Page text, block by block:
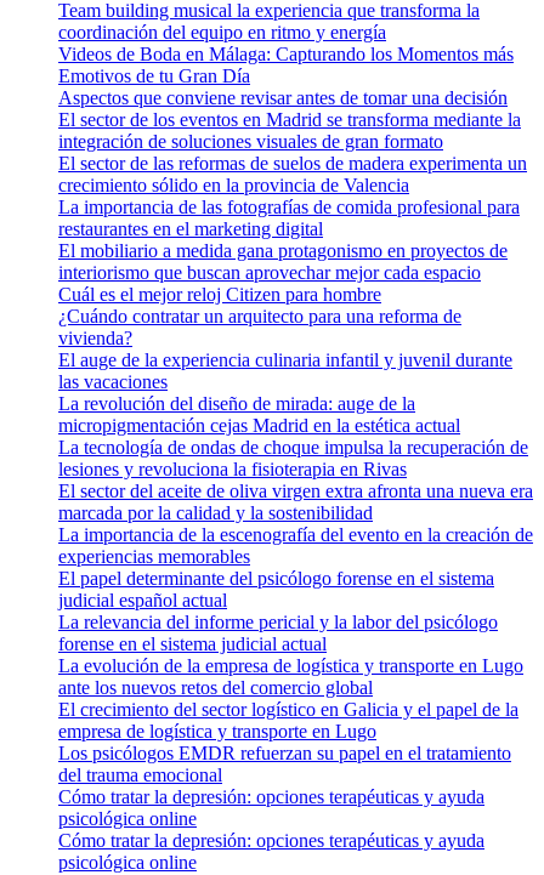
Team building musical la experiencia que transforma la
coordinación del equipo en ritmo y energía
Videos de Boda en Málaga: Capturando los Momentos más
Emotivos de tu Gran Día
Aspectos que conviene revisar antes de tomar una decisión
El sector de los eventos en Madrid se transforma mediante la
integración de soluciones visuales de gran formato
El sector de las reformas de suelos de madera experimenta un
crecimiento sólido en la provincia de Valencia
La importancia de las fotografías de comida profesional para
restaurantes en el marketing digital
El mobiliario a medida gana protagonismo en proyectos de
interiorismo que buscan aprovechar mejor cada espacio
Cuál es el mejor reloj Citizen para hombre
¿Cuándo contratar un arquitecto para una reforma de
vivienda?
El auge de la experiencia culinaria infantil y juvenil durante
las vacaciones
La revolución del diseño de mirada: auge de la
micropigmentación cejas Madrid en la estética actual
La tecnología de ondas de choque impulsa la recuperación de
lesiones y revoluciona la fisioterapia en Rivas
El sector del aceite de oliva virgen extra afronta una nueva era
marcada por la calidad y la sostenibilidad
La importancia de la escenografía del evento en la creación de
experiencias memorables
El papel determinante del psicólogo forense en el sistema
judicial español actual
La relevancia del informe pericial y la labor del psicólogo
forense en el sistema judicial actual
La evolución de la empresa de logística y transporte en Lugo
ante los nuevos retos del comercio global
El crecimiento del sector logístico en Galicia y el papel de la
empresa de logística y transporte en Lugo
Los psicólogos EMDR refuerzan su papel en el tratamiento
del trauma emocional
Cómo tratar la depresión: opciones terapéuticas y ayuda
psicológica online
Cómo tratar la depresión: opciones terapéuticas y ayuda
psicológica online